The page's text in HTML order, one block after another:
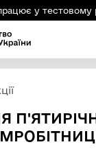
у тестовому